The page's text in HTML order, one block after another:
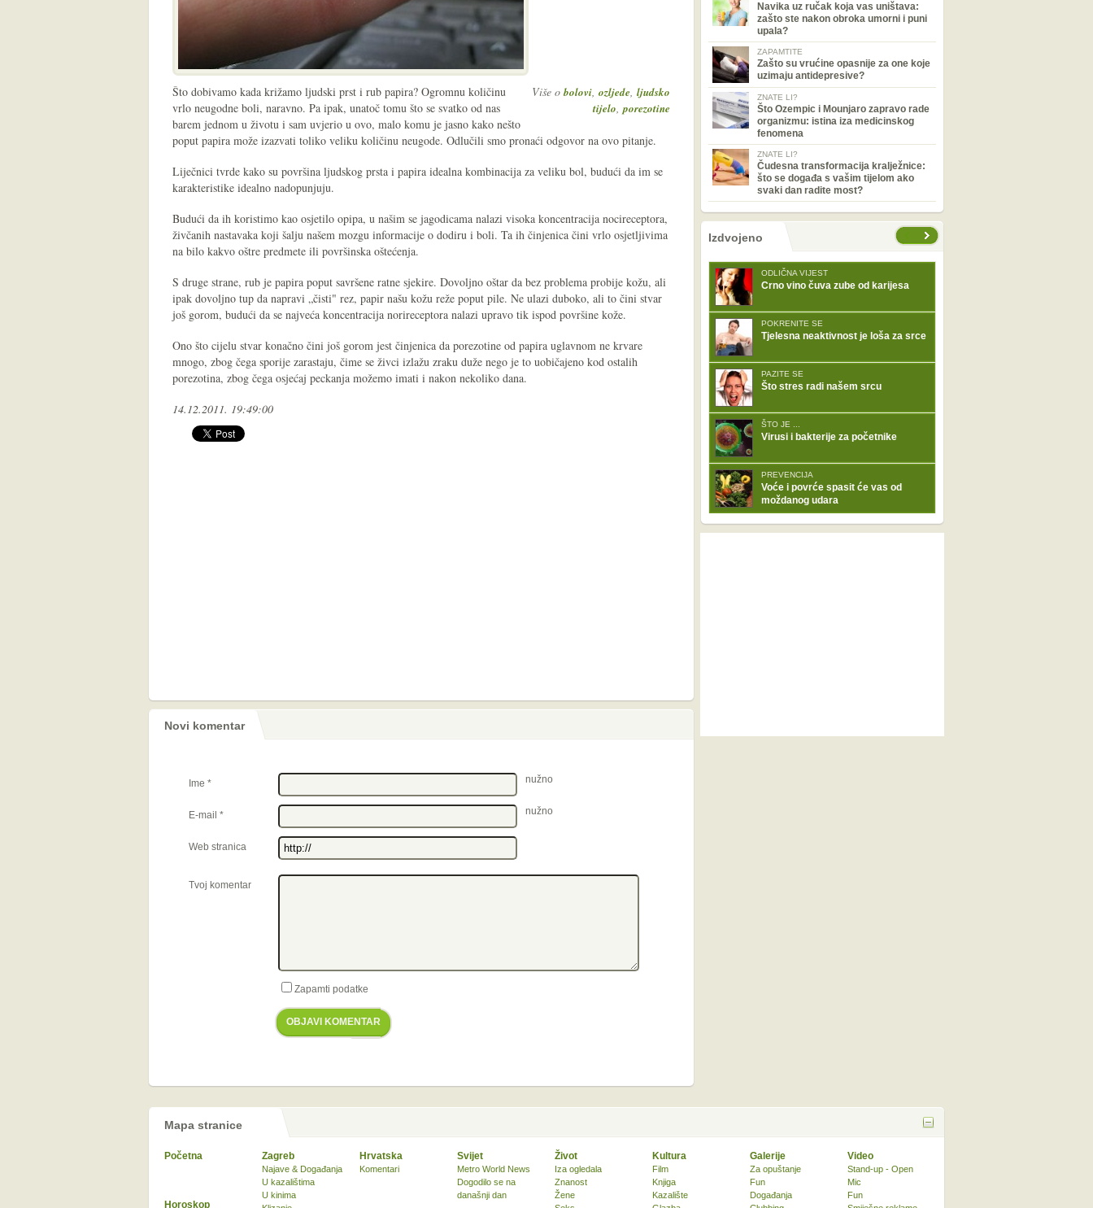
Više o bolovi, ozljede, ljudsko
tijelo,porezotine
Što dobivamo kada križamo ljudski prst i rub papira? Ogromnu količinu
vrlo neugodne boli, naravno. Pa ipak, unatoč tomu što se svatko od nas
barem jednom u životu i sam uvjerio u ovo, malo komu je jasno kako nešto
poput papira može izazvati toliko veliku količinu neugode. Odlučili smo pronaći odgovor na ovo pitanje.
Liječnici tvrde kako su površina ljudskog prsta i papira idealna kombinacija za veliku bol, budući da im se
karakteristike idealno nadopunjuju.
Budući da ih koristimo kao osjetilo opipa, u našim se jagodicama nalazi visoka koncentracija nocireceptora,
živčanih nastavaka koji šalju našem mozgu informacije o dodiru i boli. Ta ih činjenica čini vrlo osjetljivima
na bilo kakvo oštre predmete ili površinska oštećenja.
S druge strane, rub je papira poput savršene ratne sjekire. Dovoljno oštar da bez problema probije kožu, ali
ipak dovoljno tup da napravi „čisti" rez, papir našu kožu reže poput pile. Ne ulazi duboko, ali to čini stvar
još gorom, budući da se najveća koncentracija norireceptora nalazi upravo tik ispod površine kože.
Ono što cijelu stvar konačno čini još gorom jest činjenica da porezotine od papira uglavnom ne krvare
mnogo, zbog čega sporije zarastaju, čime se živci izlažu zraku duže nego je to uobičajeno kod ostalih
porezotina, zbog čega osjećaj peckanja možemo imati i nakon nekoliko dana.
14.12.2011. 19:49:00
Novi komentar
Ime * nužno
E-mail * nužno
Web stranica
Tvoj komentar
Zapamti podatke
OBJAVI KOMENTAR
Navika uz ručak koja vas uništava:
zašto ste nakon obroka umorni i puni
upala?
ZAPAMTITE
Zašto su vrućine opasnije za one koje
uzimaju antidepresive?
ZNATE LI?
Što Ozempic i Mounjaro zapravo rade
organizmu: istina iza medicinskog
fenomena
ZNATE LI?
Čudesna transformacija kralježnice:
što se događa s vašim tijelom ako
svaki dan radite most?
nema prethodne stranice
sljedećeIzdvojeno
ODLIČNA VIJEST
Crno vino čuva zube od karijesa
POKRENITE SE
Tjelesna neaktivnost je loša za srce
PAZITE SE
Što stres radi našem srcu
ŠTO JE ...
Virusi i bakterije za početnike
PREVENCIJA
Voće i povrće spasit će vas od
moždanog udara
Mapa stranice
Početna Zagreb
Najave & Događanja
U kazalištima
U kinima
Hrvatska
Komentari
Svijet
Metro World News
Dogodilo se na
današnji dan
Život
Iza ogledala
Znanost
Žene
Kultura
Film
Knjiga
Kazalište
Horoskop
Galerije
Za opuštanje
Fun
Događanja
Video
Stand-up - Open
Mic
Fun